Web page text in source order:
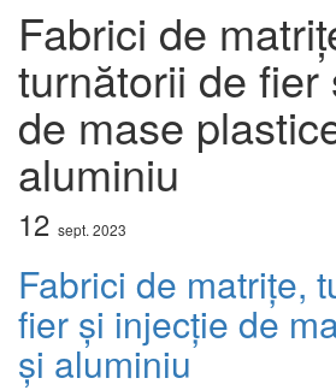
Fabrici de
turnătorii de fier
de mase
aluminiu
12 sept. 2023
Fabrici de matrițe,
fier și injecție de
și aluminiu